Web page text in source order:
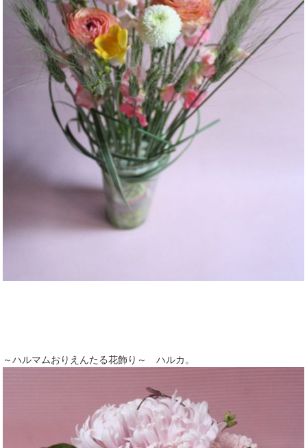
～ハルマムおりえんたる花飾り～ ハルカ。